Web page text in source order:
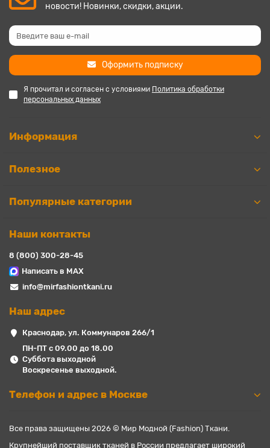
новости! Новинки, скидки, акции.
Оформить подписку
Я прочитал и согласен с условиями Политика обработки
персональных данных
Информация
Полезное
Популярные категории
Наши контакты
8 (800) 300-28-45
Написать в MAX
info@mirfashiontkani.ru
Наш адрес
Краснодар, ул. Коммунаров 266/1
ПН-ПТ с 09.00 до 18.00
Суббота выходной
Воскресенье выходной.
Телефон и адрес в Москве
Все права защищены 2026 © Мир Модной (Fashion) Ткани.
Крупнейший поставщик тканей в России предлагает широкий